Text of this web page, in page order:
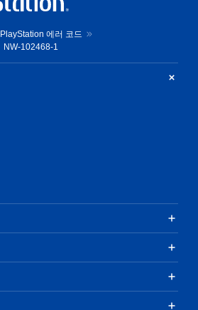
PlayStation 에러 코드
NW-102468-1